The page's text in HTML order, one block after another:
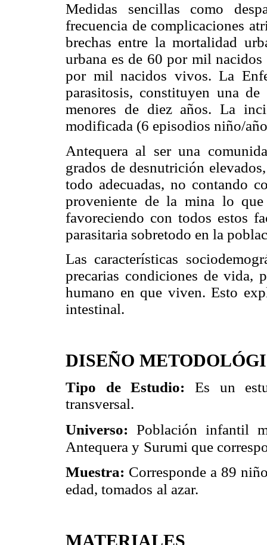
Medidas sencillas como
frecuencia de complicaciones
brechas entre la mortalidad
urbana es de 60 por mil
por mil nacidos vivos. La
parasitosis, constituyen una
menores de diez años. La
modificada (6 episodios niño/
Antequera al ser una
grados de desnutrición
todo adecuadas, no contando
proveniente de la mina lo
favoreciendo con todos estos
parasitaria sobretodo en la
Las características
precarias condiciones de vida,
humano en que viven. Esto
intestinal.
DISEÑO
Tipo de Estudio: Es un
transversal.
Universo: Población infantil
Antequera y Surumi que
Muestra: Corresponde a 89
edad, tomados al azar.
MATERIALES